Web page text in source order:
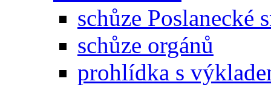
schůze Poslanecké
schůze orgánů
prohlídka s